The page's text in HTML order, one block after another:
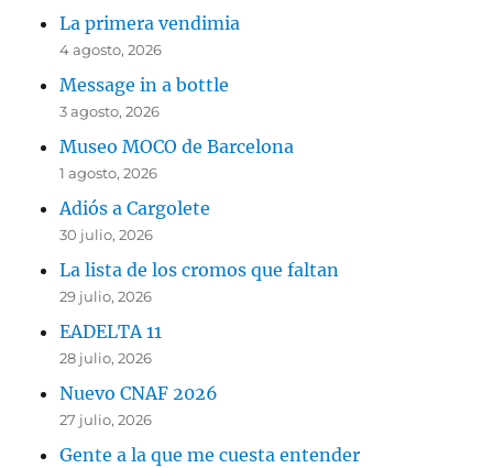
La primera vendimia
4 agosto, 2026
Message in a bottle
3 agosto, 2026
Museo MOCO de Barcelona
1 agosto, 2026
Adiós a Cargolete
30 julio, 2026
La lista de los cromos que faltan
29 julio, 2026
EADELTA 11
28 julio, 2026
Nuevo CNAF 2026
27 julio, 2026
Gente a la que me cuesta entender